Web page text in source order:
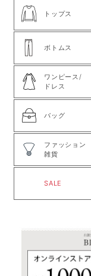
トップス
ボトムス
ワンピース/
ドレス
バッグ
ファッション
雑貨
SALE